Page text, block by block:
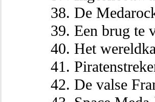
38. De
39. Een brug te
40. Het
41.
42. De valse